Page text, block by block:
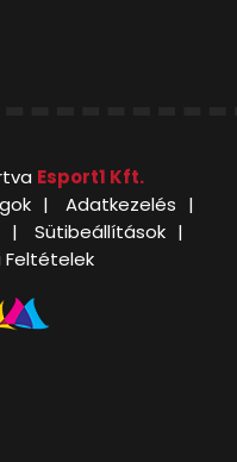
Esport1 Kft.
Adatkezelés
Sütibeállítások
Feltételek